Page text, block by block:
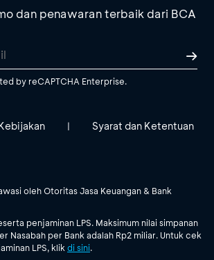
dan penawaran terbaik dari BCA
by reCAPTCHA Enterprise.
| Syarat dan Ketentuan
oleh Otoritas Jasa Keuangan & Bank
penjaminan LPS. Maksimum nilai simpanan
Nasabah per Bank adalah Rp2 miliar. Untuk cek
LPS, klik di sini.